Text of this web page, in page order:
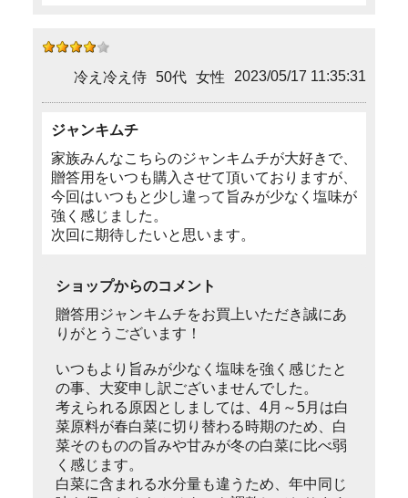
冷え冷え侍 50代 女性 2023/05/17 11:35:31
ジャンキムチ
家族みんなこちらのジャンキムチが大好きで、
贈答用をいつも購入させて頂いておりますが、
今回はいつもと少し違って旨みが少なく塩味が
強く感じました。
次回に期待したいと思います。
ショップからのコメント
贈答用ジャンキムチをお買上いただき誠にあ
りがとうございます！
いつもより旨みが少なく塩味を強く感じたと
の事、大変申し訳ございませんでした。
考えられる原因としましては、4月～5月は白
菜原料が春白菜に切り替わる時期のため、白
菜そのものの旨みや甘みが冬の白菜に比べ弱
く感じます。
白菜に含まれる水分量も違うため、年中同じ